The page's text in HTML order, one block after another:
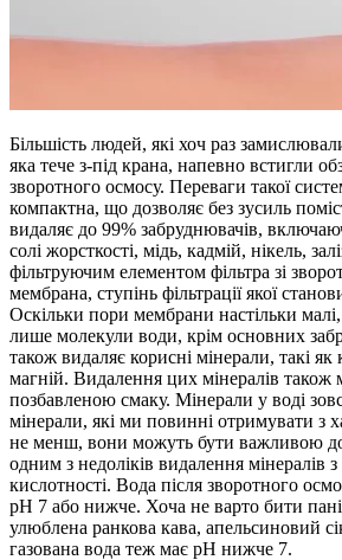
Більшість людей, які хоч раз
яка тече з-під крана, напевно встигли
зворотного осмосу. Переваги такої
компактна, що дозволяє без зусиль
видаляє до 99% забруднювачів,
солі жорсткості, мідь, кадмій, нікель,
фільтруючим елементом фільтра зі
мембрана, ступінь фільтрації якої
Оскільки пори мембрани настільки
лише молекули води, крім основних
також видаляє корисні мінерали, такі як
магній. Видалення цих мінералів
позбавленою смаку. Мінерали у воді
мінерали, які ми повинні отримувати з
не менш, вони можуть бути важливою
одним з недоліків видалення мінералів
кислотності. Вода після зворотного
pH 7 або нижче. Хоча не варто бити
улюблена ранкова кава, апельсиновий
газована вода теж має рН нижче 7.